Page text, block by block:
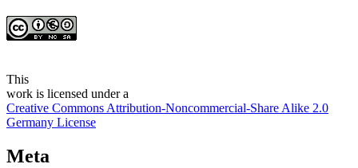
This
work is licensed under a
Creative Commons Attribution-Noncommercial-Share Alike 2.0
Germany License
Meta